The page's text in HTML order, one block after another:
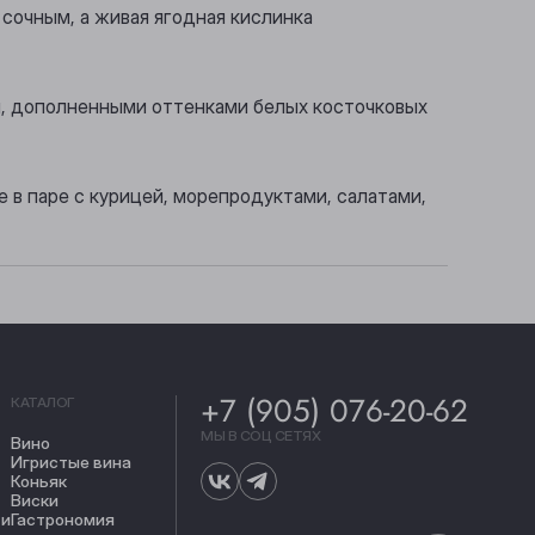
а живая ягодная кислинка
дополненными оттенками белых косточковых
в паре с курицей, морепродуктами, салатами,
КАТАЛОГ
Вино
Игристые вина
Коньяк
Виски
Гастрономия
+7 (905) 076-20-62
МЫ В СОЦ СЕТЯХ